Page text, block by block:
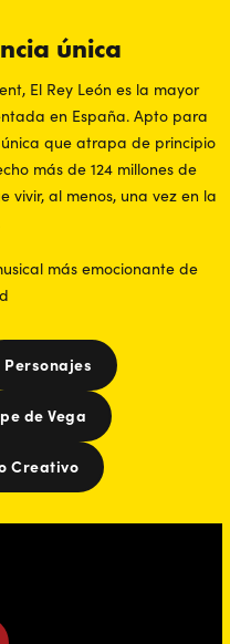
única
El Rey León es la mayor
en España. Apto para
que atrapa de principio
más de 124 millones de
vivir, al menos, una vez en la
más emocionante de
Personajes
de Vega
Creativo